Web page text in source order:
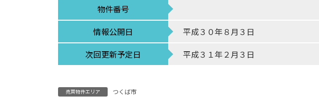
物件番号
情報公開日 平成３０年８月３日
次回更新予定日 平成３１年２月３日
売買物件エリア つくば市